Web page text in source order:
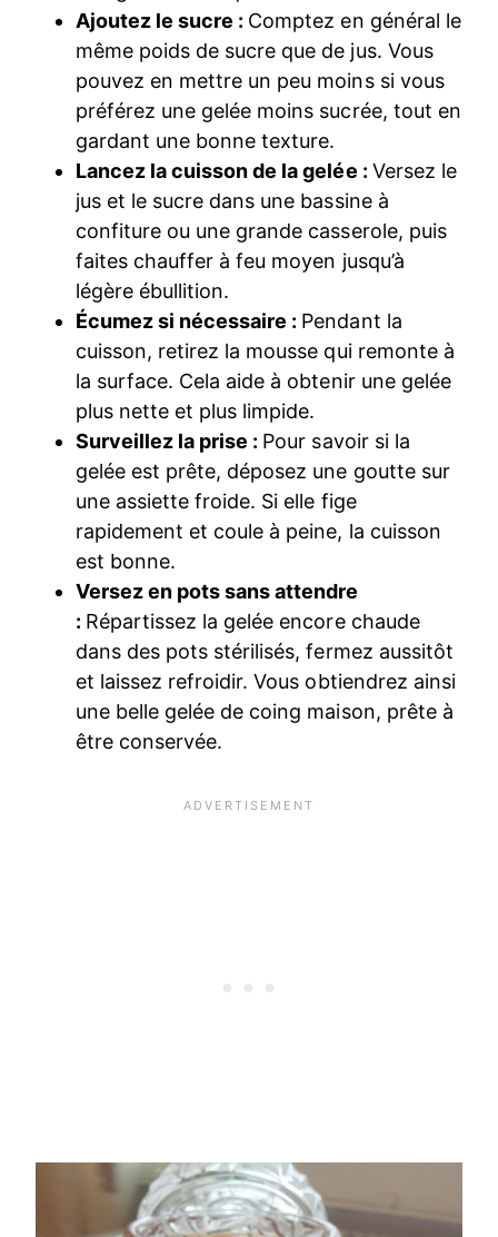
Ajoutez le sucre : Comptez en général le
même poids de sucre que de jus. Vous
pouvez en mettre un peu moins si vous
préférez une gelée moins sucrée, tout en
gardant une bonne texture.
Lancez la cuisson de la gelée : Versez le
jus et le sucre dans une bassine à
confiture ou une grande casserole, puis
faites chauffer à feu moyen jusqu’à
légère ébullition.
Écumez si nécessaire : Pendant la
cuisson, retirez la mousse qui remonte à
la surface. Cela aide à obtenir une gelée
plus nette et plus limpide.
Surveillez la prise : Pour savoir si la
gelée est prête, déposez une goutte sur
une assiette froide. Si elle fige
rapidement et coule à peine, la cuisson
est bonne.
Versez en pots sans attendre
: Répartissez la gelée encore chaude
dans des pots stérilisés, fermez aussitôt
et laissez refroidir. Vous obtiendrez ainsi
une belle gelée de coing maison, prête à
être conservée.